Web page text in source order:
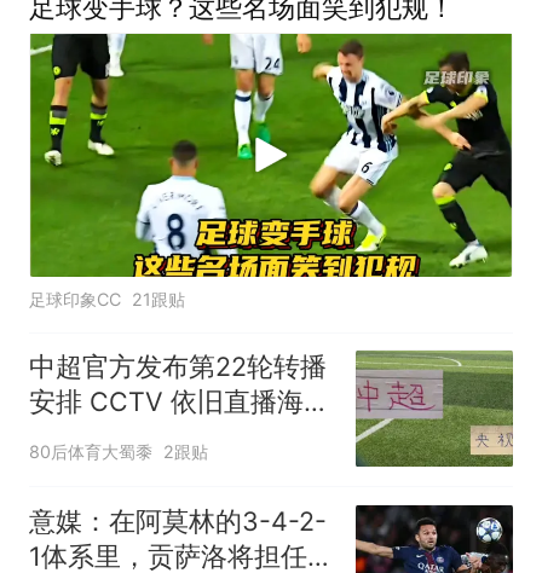
足球变手球？这些名场面笑到犯规！
足球印象CC 21跟贴
中超官方发布第22轮转播
安排 CCTV 依旧直播海港
还有北京国安比赛
80后体育大蜀黍 2跟贴
意媒：在阿莫林的3-4-2-
1体系里，贡萨洛将担任唯